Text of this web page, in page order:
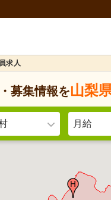
求人
募集情報を山梨
月給